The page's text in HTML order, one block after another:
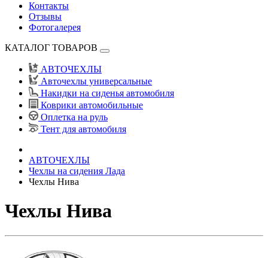
Контакты
Отзывы
Фотогалерея
КАТАЛОГ ТОВАРОВ
АВТОЧЕХЛЫ
Авточехлы универсальные
Накидки на сиденья автомобиля
Коврики автомобильные
Оплетка на руль
Тент для автомобиля
АВТОЧЕХЛЫ
Чехлы на сидения Лада
Чехлы Нива
Чехлы Нива